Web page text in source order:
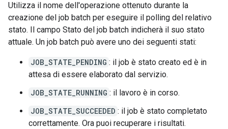
Utilizza il nome dell'operazione ottenuto durante la
creazione del job batch per eseguire il polling del relativo
stato. Il campo Stato del job batch indicherà il suo stato
attuale. Un job batch può avere uno dei seguenti stati:
JOB_STATE_PENDING : il job è stato creato ed è in
attesa di essere elaborato dal servizio.
JOB_STATE_RUNNING : il lavoro è in corso.
JOB_STATE_SUCCEEDED : il job è stato completato
correttamente. Ora puoi recuperare i risultati.